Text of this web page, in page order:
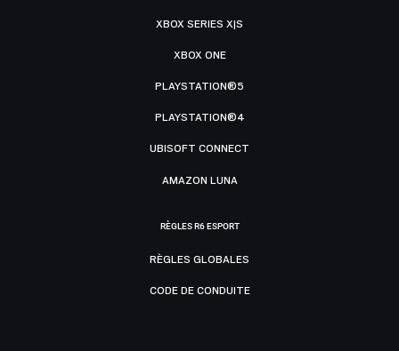
XBOX SERIES X|S
XBOX ONE
PLAYSTATION®5
PLAYSTATION®4
UBISOFT CONNECT
AMAZON LUNA
RÈGLES R6 ESPORT
RÈGLES GLOBALES
CODE DE CONDUITE